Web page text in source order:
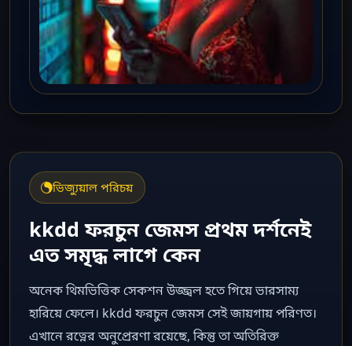
ভিজ্যুয়াল পরিচয়
kkdd ফরচুন জেমস প্রথম দর্শনেই
এত সমৃদ্ধ লাগে কেন
অনেক থিমভিত্তিক সেকশন উজ্জ্বল হতে গিয়ে ভারসাম্য
হারিয়ে ফেলে। kkdd ফরচুন জেমস সেই জায়গায় পরিণত।
এখানে রত্নের অনুপ্রেরণা রয়েছে, কিন্তু তা অতিরিক্ত